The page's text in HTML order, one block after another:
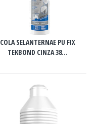
COLA SELANTERNAE PU FIX
TEKBOND CINZA 38...